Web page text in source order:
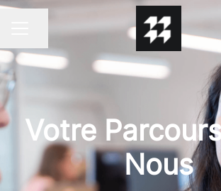
MENU CARRIÈRE
Partager la page
Votre
Nous